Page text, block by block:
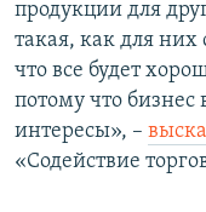
продукции для
такая, как для них
что все будет
потому что бизнес
интересы», –
«Содействие